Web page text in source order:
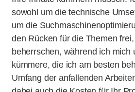
sowohl um die technische
um die
den Rücken für die Themen
beherrschen, während ich mich
kümmere, die ich am besten
Umfang der anfallenden